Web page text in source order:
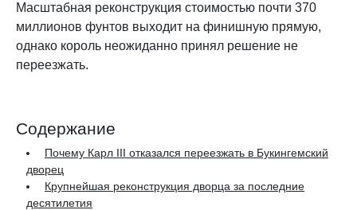
Масштабная реконструкция стоимостью почти 370
миллионов фунтов выходит на финишную прямую,
однако король неожиданно принял решение не
переезжать.
Содержание
Почему Карл III отказался переезжать в Букингемский
дворец
Крупнейшая реконструкция дворца за последние
десятилетия